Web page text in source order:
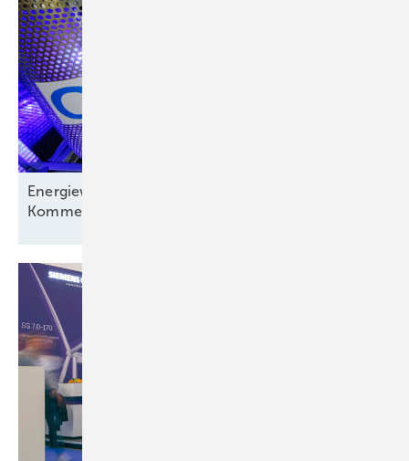
Energiewirtschaft auf der Verliererstraße? – ein
Kommentar